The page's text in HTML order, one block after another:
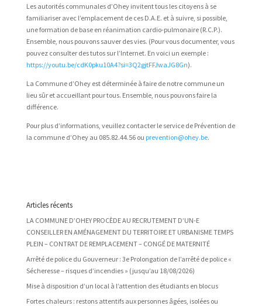
Les autorités communales d’Ohey invitent tous les citoyens à se
familiariser avec l’emplacement de ces D.A.E. et à suivre, si possible,
une formation de base en réanimation cardio-pulmonaire (R.C.P.).
Ensemble, nous pouvons sauver des vies. (Pour vous documenter, vous
pouvez consulter des tutos sur l’Internet. En voici un exemple :
https://youtu.be/cdK0pku10A4?si=3Q2gjtFFJwaJG8Gn).
La Commune d’Ohey est déterminée à faire de notre commune un
lieu sûr et accueillant pour tous. Ensemble, nous pouvons faire la
différence.
Pour plus d’informations, veuillez contacter le service de Prévention de
la commune d’Ohey au 085.82.44.56 ou prevention@ohey.be.
Articles récents
LA COMMUNE D’OHEY PROCÈDE AU RECRUTEMENT D’UN-E
CONSEILLER EN AMÉNAGEMENT DU TERRITOIRE ET URBANISME TEMPS
PLEIN – CONTRAT DE REMPLACEMENT – CONGÉ DE MATERNITÉ
Arrêté de police du Gouverneur : 3e Prolongation de l’arrêté de police «
Sécheresse – risques d’incendies » (jusqu’au 18/08/2026)
Mise à disposition d’un local à l’attention des étudiants en blocus
Fortes chaleurs : restons attentifs aux personnes âgées, isolées ou